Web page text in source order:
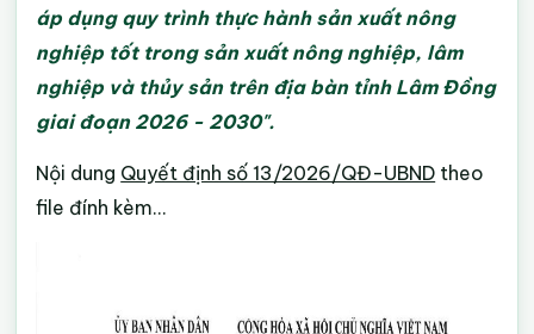
áp dụng quy trình thực hành sản xuất nông
nghiệp tốt trong sản xuất nông nghiệp, lâm
nghiệp và thủy sản trên địa bàn tỉnh Lâm Đồng
giai đoạn 2026 - 2030".
Nội dung Quyết định số 13/2026/QĐ-UBND theo
file đính kèm...